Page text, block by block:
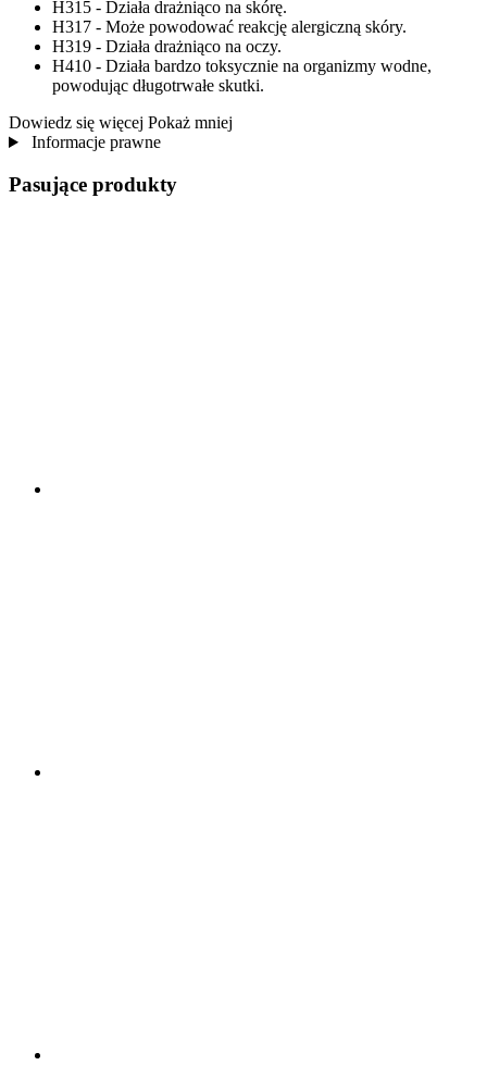
H315 - Działa drażniąco na skórę.
H317 - Może powodować reakcję alergiczną skóry.
H319 - Działa drażniąco na oczy.
H410 - Działa bardzo toksycznie na organizmy wodne,
powodując długotrwałe skutki.
Dowiedz się więcej Pokaż mniej
Informacje prawne
Pasujące produkty